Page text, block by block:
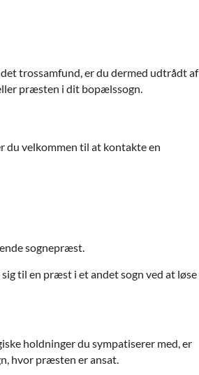
trossamfund, er du dermed udtrådt af
præsten i dit bopælssogn.
du velkommen til at kontakte en
sognepræst.
til en præst i et andet sogn ved at løse
holdninger du sympatiserer med, er
hvor præsten er ansat.